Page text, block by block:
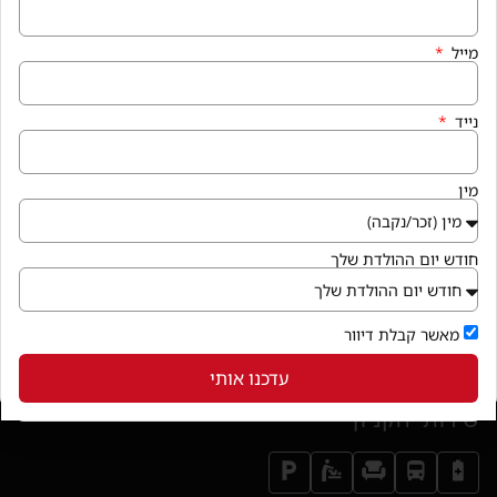
א׳-ה׳: 9:30-21:30
שבת: בירור מול בית העסק
הצהרת נגישות
איך מגיעים
קניון פרנדלי גן יבנה, המגינים 56
חנייה במקום ללא עלות
בואו לבקר
שירותי הקניון
מייל
נייד
מין
חודש יום ההולדת שלך
מאשר קבלת דיוור
עדכנו אותי